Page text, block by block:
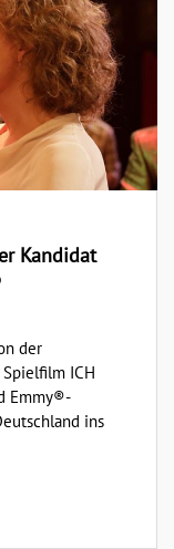
Kandidat
der
Spielfilm ICH
Emmy®-
ins